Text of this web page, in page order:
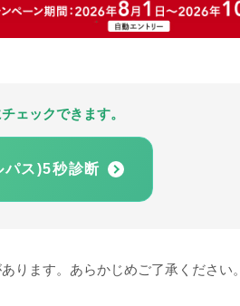
ェックできます。
パス)5秒診断
ります。あらかじめご了承ください。